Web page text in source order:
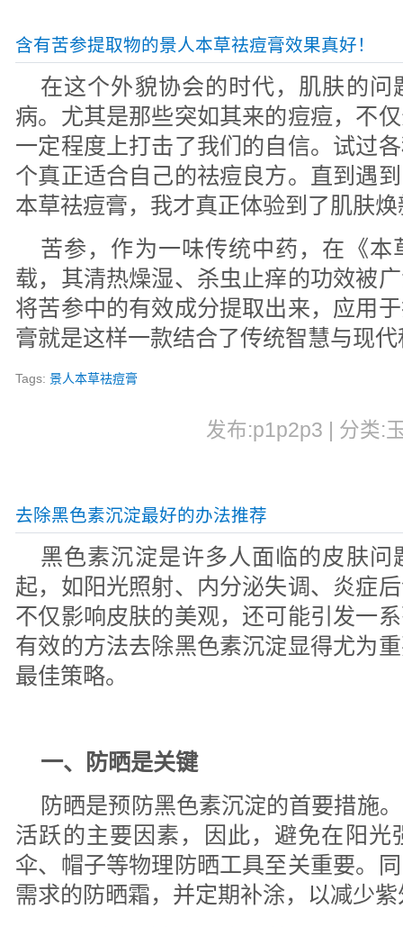
含有苦参提取物的景人本草祛痘膏效果真好！
在这个外貌协会的时代，肌肤的
病。尤其是那些突如其来的痘痘，不
一定程度上打击了我们的自信。试过
个真正适合自己的祛痘良方。直到遇
本草祛痘膏，我才真正体验到了肌肤
苦参，作为一味传统中药，在《
载，其清热燥湿、杀虫止痒的功效被
将苦参中的有效成分提取出来，应用
膏就是这样一款结合了传统智慧与现
Tags:景人本草祛痘膏
发布:p1p2p3 | 分类:
去除黑色素沉淀最好的办法推荐
黑色素沉淀是许多人面临的皮肤
起，如阳光照射、内分泌失调、炎症
不仅影响皮肤的美观，还可能引发一
有效的方法去除黑色素沉淀显得尤为
最佳策略。
一、防晒是关键
防晒是预防黑色素沉淀的首要措施
活跃的主要因素，因此，避免在阳光
伞、帽子等物理防晒工具至关重要。
需求的防晒霜，并定期补涂，以减少